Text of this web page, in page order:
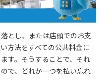
とし、または店頭でのお支
方法をすべての公共料金に
す。そうすることで、それ
で、どれか一つを払い忘れ